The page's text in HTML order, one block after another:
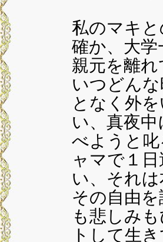
私のマキ
確か、大
親元を離
いつどん
となく外
い、真夜
べようと
ャマで１
い、それ
その自由
も悲しみ
トして生